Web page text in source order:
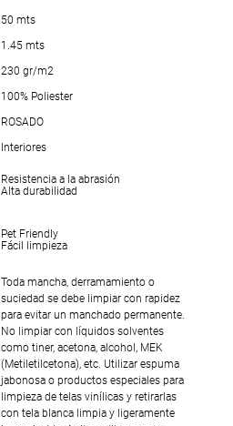
50 mts
1.45 mts
230 gr/m2
100% Poliester
ROSADO
Interiores
Resistencia a la abrasión
Alta durabilidad
Pet Friendly
Fácil limpieza
Toda mancha, derramamiento o
suciedad se debe limpiar con rapidez
para evitar un manchado permanente.
No limpiar con líquidos solventes
como tiner, acetona, alcohol, MEK
(Metiletilcetona), etc. Utilizar espuma
jabonosa o productos especiales para
limpieza de telas vinílicas y retirarlas
con tela blanca limpia y ligeramente